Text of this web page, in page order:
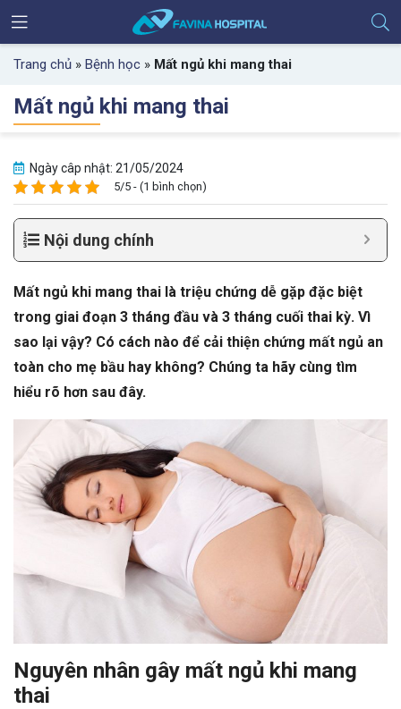
Trang chủ » Bệnh học » Mất ngủ khi mang thai
Mất ngủ khi mang thai
Ngày câp nhật: 21/05/2024
5/5 - (1 bình chọn)
Nội dung chính
Mất ngủ khi mang thai là triệu chứng dễ gặp đặc biệt
trong giai đoạn 3 tháng đầu và 3 tháng cuối thai kỳ. Vì
sao lại vậy? Có cách nào để cải thiện chứng mất ngủ an
toàn cho mẹ bầu hay không? Chúng ta hãy cùng tìm
hiểu rõ hơn sau đây.
Nguyên nhân gây mất ngủ khi mang
thai